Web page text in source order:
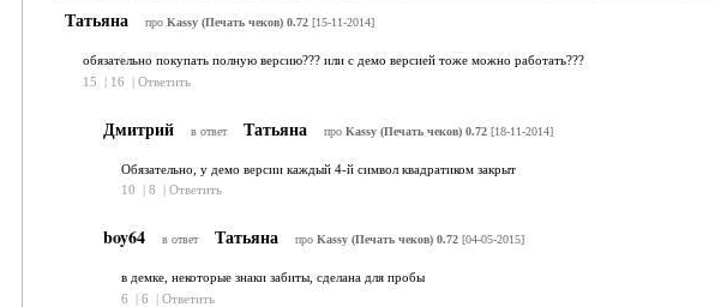
Татьяна про Kassy (Печать чеков) 0.72[15-11-2014]
обязательно покупать полную версию??? или с демо версией тоже можно работать???
15
| 16 | Ответить
Дмитрий в ответ Татьяна про Kassy (Печать чеков) 0.72[18-11-2014]
Обязательно, у демо версии каждый 4-й символ квадратиком закрыт
10
| 8 | Ответить
boy64 в ответ Татьяна про Kassy (Печать чеков) 0.72[04-05-2015]
в демке, некоторые знаки забиты, сделана для пробы
6
| 6 | Ответить